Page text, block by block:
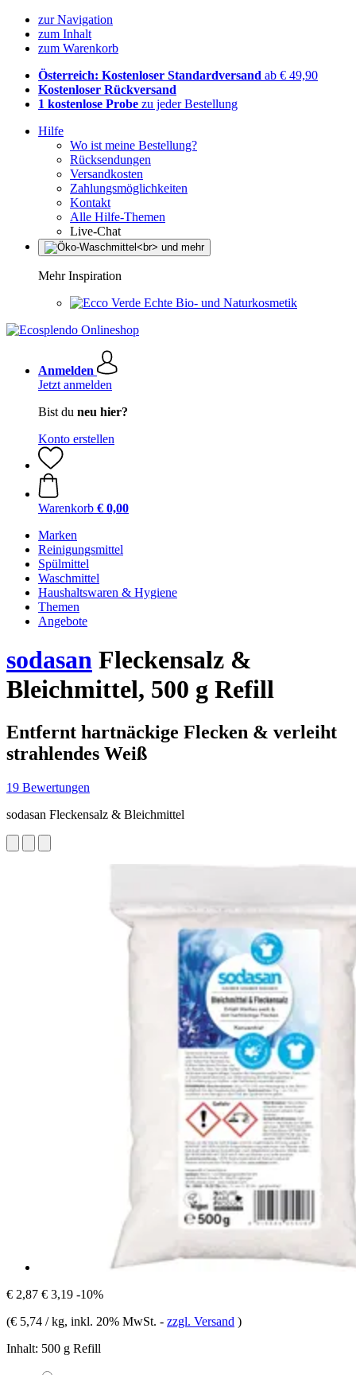
zur Navigation
zum Inhalt
zum Warenkorb
Österreich: Kostenloser Standardversand ab € 49,90
Kostenloser Rückversand
1 kostenlose Probe zu jeder Bestellung
Hilfe
Wo ist meine Bestellung?
Rücksendungen
Versandkosten
Zahlungsmöglichkeiten
Kontakt
Alle Hilfe-Themen
Live-Chat
Mehr Inspiration
Echte Bio- und Naturkosmetik
Anmelden
Jetzt anmelden
Bist du neu hier?
Konto erstellen
Warenkorb € 0,00
Marken
Reinigungsmittel
Spülmittel
Waschmittel
Haushaltswaren & Hygiene
Themen
Angebote
sodasan Fleckensalz &
Bleichmittel, 500 g Refill
Entfernt hartnäckige Flecken & verleiht
strahlendes Weiß
19 Bewertungen
sodasan Fleckensalz & Bleichmittel
€ 2,87 € 3,19 -10%
(€ 5,74 / kg, inkl. 20% MwSt. - zzgl. Versand )
Inhalt: 500 g Refill